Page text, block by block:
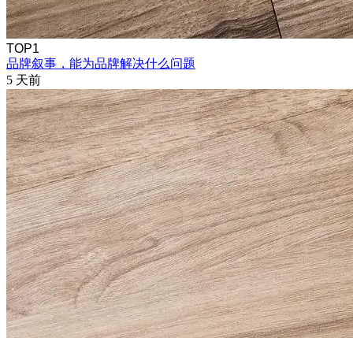
TOP1
品牌叙事，能为品牌解决什么问题
5 天前